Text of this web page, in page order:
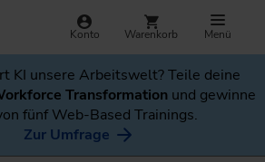
Konto Warenkorb Menü
KI unsere Arbeitswelt? Teile deine
Transformation und gewinne
fünf Web-Based Trainings.
Zur Umfrage